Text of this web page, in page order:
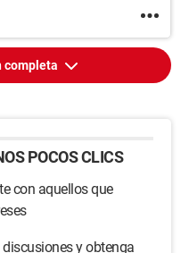
completa
POCOS CLICS
con aquellos que
y obtenga